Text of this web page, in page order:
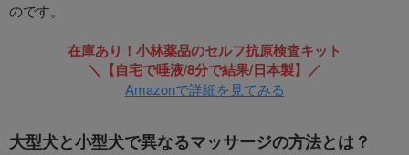
のです。
在庫あり！小林薬品のセルフ抗原検査キット
＼【自宅で唾液/8分で結果/日本製】／
Amazonで詳細を見てみる
大型犬と小型犬で異なるマッサージの方法とは？